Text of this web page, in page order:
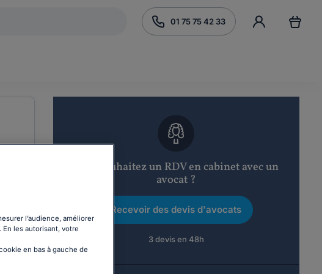
01 75 75 42 33
Vous souhaitez un RDV en cabinet avec un
avocat ?
Recevoir des devis d'avocats
3 devis en 48h
l’audience, améliorer
les autorisant, votre
en bas à gauche de